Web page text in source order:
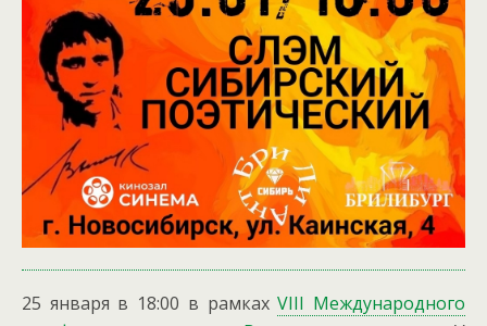
25 января в 18:00 в рамкахVIII Международного